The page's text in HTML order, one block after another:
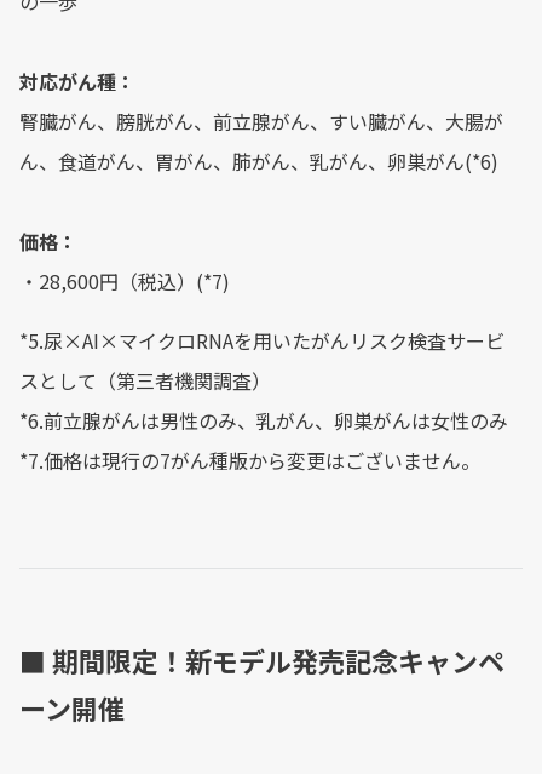
対応がん種：
腎臓がん、膀胱がん、前立腺がん、すい臓がん、大腸が
ん、食道がん、胃がん、肺がん、乳がん、卵巣がん(*6)
価格：
・28,600円（税込）(*7)
*5.尿×AI×マイクロRNAを用いたがんリスク検査サービ
スとして（第三者機関調査）
*6.前立腺がんは男性のみ、乳がん、卵巣がんは女性のみ
*7.価格は現行の7がん種版から変更はございません。
■ 期間限定！新モデル発売記念キャンペ
ーン開催